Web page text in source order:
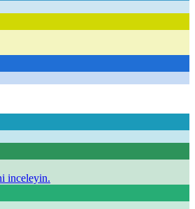
inceleyin.